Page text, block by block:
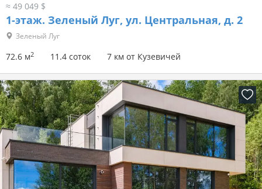
≈ 49 049 $
1-этаж. Зеленый Луг, ул. Центральная, д. 2
Зеленый Луг
72.6 м2 11.4 соток 7 км от Кузевичей